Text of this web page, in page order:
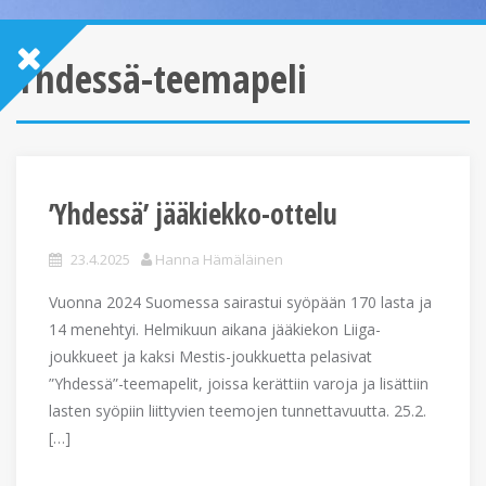
Yhdessä-teemapeli
’Yhdessä’ jääkiekko-ottelu
23.4.2025 Hanna Hämäläinen
Vuonna 2024 Suomessa sairastui syöpään 170 lasta ja
14 menehtyi. Helmikuun aikana jääkiekon Liiga-
joukkueet ja kaksi Mestis-joukkuetta pelasivat
”Yhdessä”-teemapelit, joissa kerättiin varoja ja lisättiin
lasten syöpiin liittyvien teemojen tunnettavuutta. 25.2.
[…]